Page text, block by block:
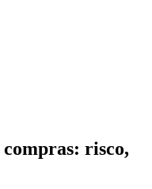
risco,